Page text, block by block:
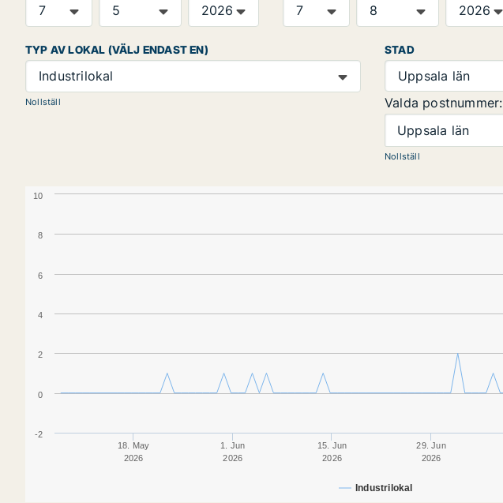
TYP AV LOKAL (VÄLJ ENDAST EN)
Industrilokal
Nollställ
STAD
Uppsala län
Valda postnummer:
Uppsala län
Nollställ
Industrilokal
18. May
2026
1. Jun
2026
15. Jun
2026
29. Jun
2026
-2
0
2
4
6
8
10